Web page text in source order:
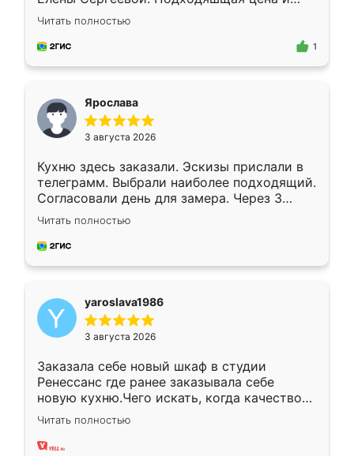
короткие сроки изготовления. Приехавший
для замера сотрудник Владислав
предложил по моему эскизу самый
Читать полностью
1
Ярослава
3 августа 2026
Кухню здесь заказали. Эскизы прислали в
телеграмм. Выбрали наиболее подходящий.
Согласовали день для замера. Через 3
недели кухня была уже готова. Остались
довольны работой. Спасибо Ренессанс
мебель за качественную работу!
Читать полностью
yaroslava1986
3 августа 2026
Заказала себе новый шкаф в студии
Ренессанс где ранее заказывала себе
новую кухню.Чего искать, когда качеством
вполне довольна. Служит кухня уже почти
два года, нареканий нет.
Читать полностью